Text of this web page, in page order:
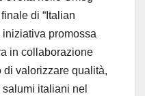
di “Italian
iniziativa promossa
in collaborazione
di valorizzare qualità,
italiani nel